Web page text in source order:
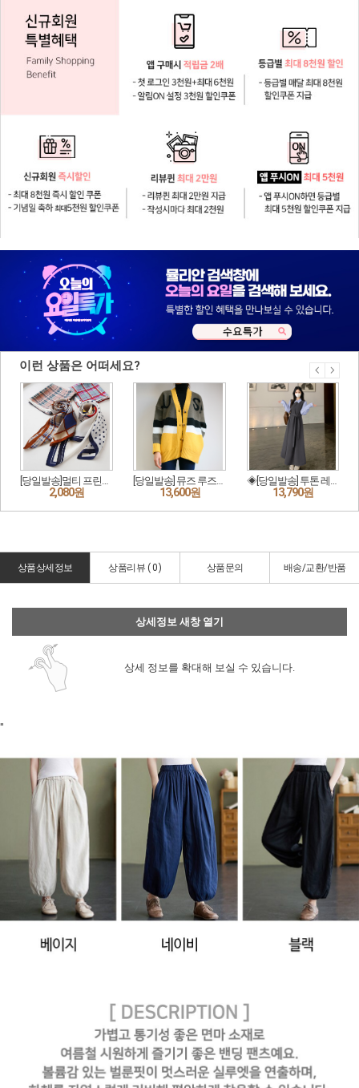
상품상세정보 상품리뷰 ( 0) 상품문의 배송/교환/반품
상세정보 새창 열기
상세 정보를 확대해 보실 수 있습니다.
"